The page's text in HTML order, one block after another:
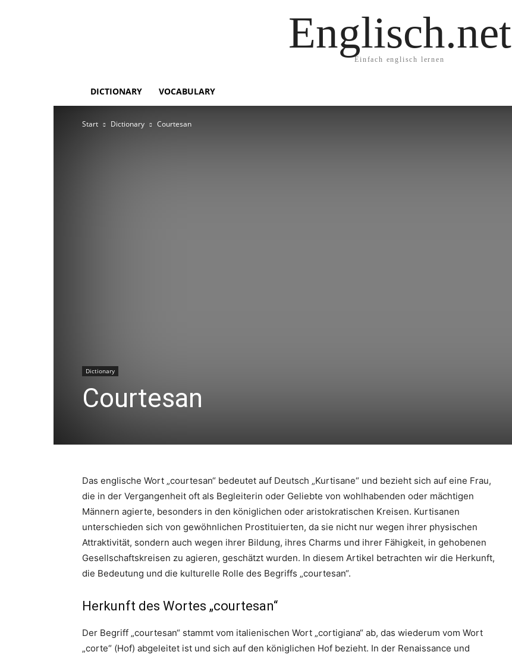
Englisch.net
Einfach englisch lernen
DICTIONARY VOCABULARY
Start Dictionary Courtesan
Dictionary
Courtesan
Das englische Wort „courtesan“ bedeutet auf Deutsch „Kurtisane“ und bezieht sich auf eine Frau,
die in der Vergangenheit oft als Begleiterin oder Geliebte von wohlhabenden oder mächtigen
Männern agierte, besonders in den königlichen oder aristokratischen Kreisen. Kurtisanen
unterschieden sich von gewöhnlichen Prostituierten, da sie nicht nur wegen ihrer physischen
Attraktivität, sondern auch wegen ihrer Bildung, ihres Charms und ihrer Fähigkeit, in gehobenen
Gesellschaftskreisen zu agieren, geschätzt wurden. In diesem Artikel betrachten wir die Herkunft,
die Bedeutung und die kulturelle Rolle des Begriffs „courtesan“.
Herkunft des Wortes „courtesan“
Der Begriff „courtesan“ stammt vom italienischen Wort „cortigiana“ ab, das wiederum vom Wort
„corte“ (Hof) abgeleitet ist und sich auf den königlichen Hof bezieht. In der Renaissance und